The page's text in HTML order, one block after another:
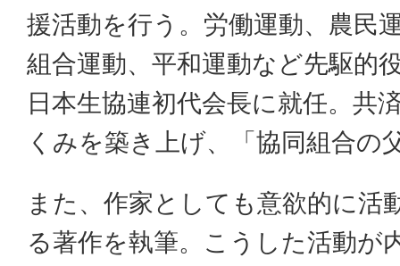
援活動を行う。労働運動、農民
組合運動、平和運動など先駆的
日本生協連初代会長に就任。共
くみを築き上げ、「協同組合の
また、作家としても意欲的に活
る著作を執筆。こうした活動が